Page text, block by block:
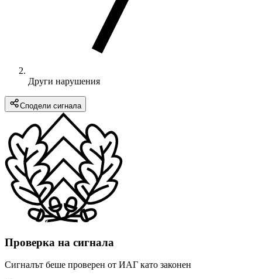
Други нарушения
Сподели сигнала
Проверка на сигнала
Сигналът беше проверен от ИАГ като законен